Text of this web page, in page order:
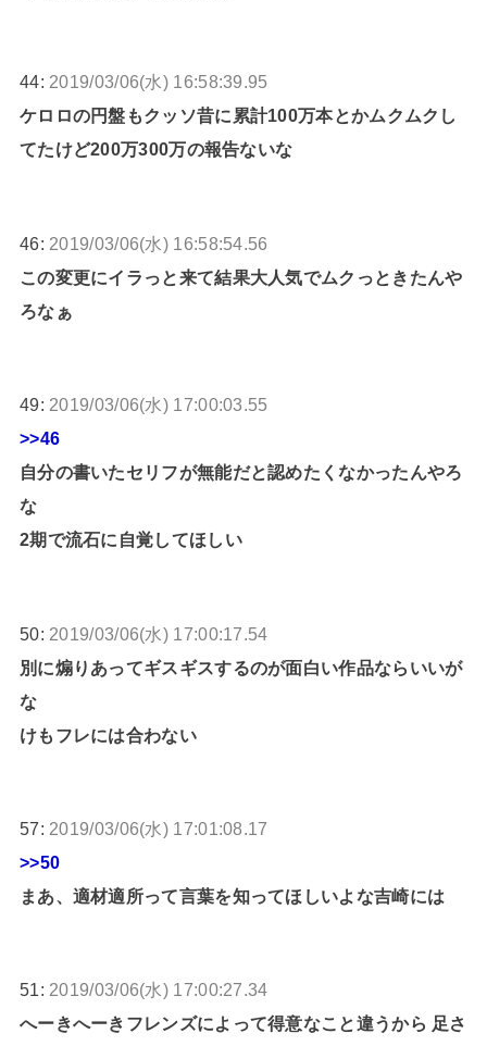
44: 2019/03/06(水) 16:58:39.95
ケロロの円盤もクッソ昔に累計100万本とかムクムクし
てたけど200万300万の報告ないな
46: 2019/03/06(水) 16:58:54.56
この変更にイラっと来て結果大人気でムクっときたんや
ろなぁ
49: 2019/03/06(水) 17:00:03.55
>>46
自分の書いたセリフが無能だと認めたくなかったんやろ
な
2期で流石に自覚してほしい
50: 2019/03/06(水) 17:00:17.54
別に煽りあってギスギスするのが面白い作品ならいいが
な
けもフレには合わない
57: 2019/03/06(水) 17:01:08.17
>>50
まあ、適材適所って言葉を知ってほしいよな吉崎には
51: 2019/03/06(水) 17:00:27.34
へーきへーきフレンズによって得意なこと違うから 足さ